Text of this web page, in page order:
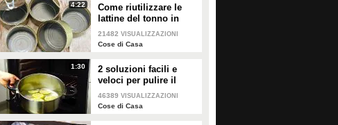
4:22
Come riutilizzare le
lattine del tonno in
modo pratico e
geniale!
21482 VISUALIZZAZIONI
Cose di Casa
1:30
2 soluzioni facili e
veloci per pulire il
forno!
46389 VISUALIZZAZIONI
Cose di Casa
Come realizzare una
candela all'interno di una
tazza
PLAY
2105 Cose di Casa